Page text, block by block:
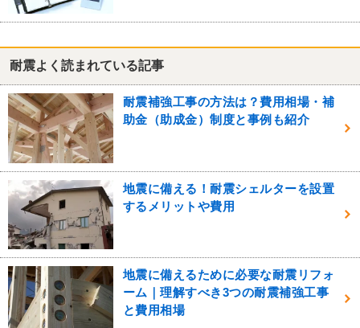
耐震よく読まれている記事
耐震補強工事の方法は？費用相場・補
助金（助成金）制度と事例も紹介
地震に備える！耐震シェルターを設置
するメリットや費用
地震に備えるために必要な耐震リフォ
ーム｜理解すべき3つの耐震補強工事
と費用相場